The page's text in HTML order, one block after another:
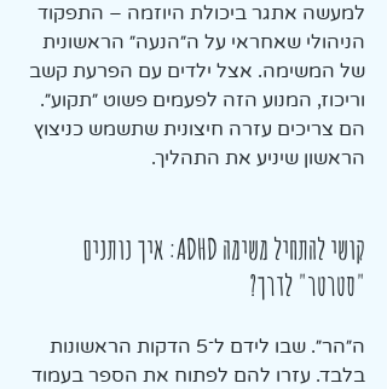
למעשה אתגר ביכולת היוזמה – התפקוד
הניהולי שאחראי על ה״הנעה״ הראשונית
של המשימה. אצל ילדים עם הפרעת קשב
וריכוז, המנוע הזה לפעמים פשוט ״תקוע״.
הם צריכים עזרה חיצונית שתשמש כניצוץ
הראשון שיניע את התהליך.
קושי להתחיל משימה ADHD: איך נותנים
"סטרטר" לדרך?
ה״הר״. שבו לידם ל־5 הדקות הראשונות
בלבד. עזרו להם לפתוח את הספר בעמוד